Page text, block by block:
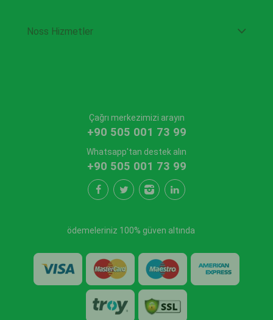
Noss Hizmetler
Çağrı merkezimizi arayın
+90 505 001 73 99
Whatsapp'tan destek alın
+90 505 001 73 99
ödemeleriniz 100% güven altında